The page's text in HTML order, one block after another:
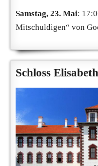
Samstag, 23. Mai:
Mitschuldigen“ von
Schloss